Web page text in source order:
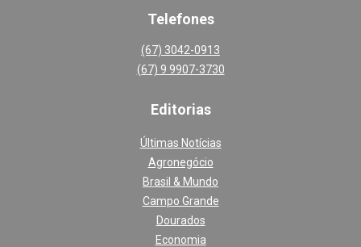
Telefones
(67) 3042-0913
(67) 9 9907-3730
Editorias
Últimas Notícias
Agronegócio
Brasil & Mundo
Campo Grande
Dourados
Economia